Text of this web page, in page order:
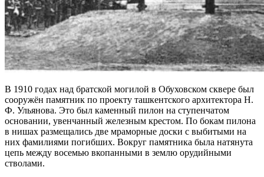
В 1910 годах над братской могилой в Обуховском сквере был
сооружён памятник по проекту ташкентского архитектора Н.
Ф. Ульянова. Это был каменный пилон на ступенчатом
основании, увенчанный железным крестом. По бокам пилона
в нишах размещались две мраморные доски с выбитыми на
них фамилиями погибших. Вокруг памятника была натянута
цепь между восемью вкопанными в землю орудийными
стволами.